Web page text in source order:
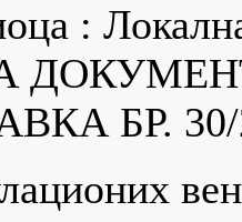
:
БР. 30/